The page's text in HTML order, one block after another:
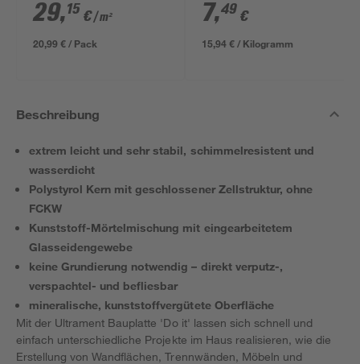
x 3 cm
29,15 €/ m²
20,99 € / Pack
7,49 €
15,94 € / Kilogramm
Beschreibung
extrem leicht und sehr stabil, schimmelresistent und
wasserdicht
Polystyrol Kern mit geschlossener Zellstruktur, ohne
FCKW
Kunststoff-Mörtelmischung mit eingearbeitetem
Glasseidengewebe
keine Grundierung notwendig – direkt verputz-,
verspachtel- und befliesbar
mineralische, kunststoffvergütete Oberfläche
Mit der Ultrament Bauplatte 'Do it' lassen sich schnell und
einfach unterschiedliche Projekte im Haus realisieren, wie die
Erstellung von Wandflächen, Trennwänden, Möbeln und